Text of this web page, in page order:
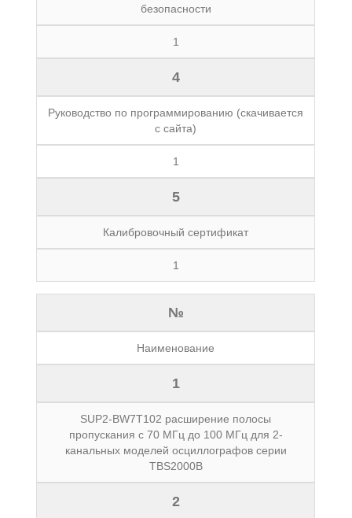
безопасности
1
4
Руководство по программированию (скачивается
с сайта)
1
5
Калибровочный сертификат
1
№
Наименование
1
SUP2-BW7T102 расширение полосы
пропускания с 70 МГц до 100 МГц для 2-
канальных моделей осциллографов серии
TBS2000B
2